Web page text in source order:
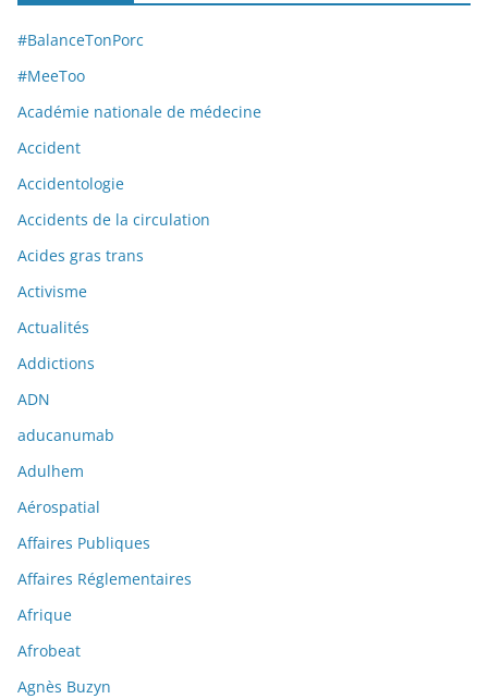
#BalanceTonPorc
#MeeToo
Académie nationale de médecine
Accident
Accidentologie
Accidents de la circulation
Acides gras trans
Activisme
Actualités
Addictions
ADN
aducanumab
Adulhem
Aérospatial
Affaires Publiques
Affaires Réglementaires
Afrique
Afrobeat
Agnès Buzyn